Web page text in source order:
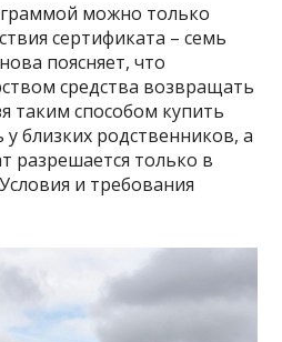
можно только
сертификата – семь
поясняет, что
средства возвращать
таким способом купить
близких родственников, а
разрешается только в
и требования